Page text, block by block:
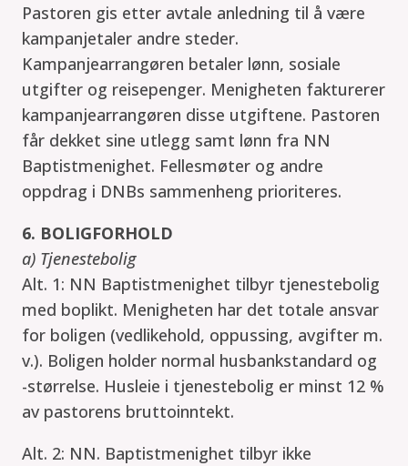
Pastoren gis etter avtale anledning til å være
kampanjetaler andre steder.
Kampanjearrangøren betaler lønn, sosiale
utgifter og reisepenger. Menigheten fakturerer
kampanjearrangøren disse utgiftene. Pastoren
får dekket sine utlegg samt lønn fra NN
Baptistmenighet. Fellesmøter og andre
oppdrag i DNBs sammenheng prioriteres.
6. BOLIGFORHOLD
a) Tjenestebolig
Alt. 1: NN Baptistmenighet tilbyr tjenestebolig
med boplikt. Menigheten har det totale ansvar
for boligen (vedlikehold, oppussing, avgifter m.
v.). Boligen holder normal husbankstandard og
-størrelse. Husleie i tjenestebolig er minst 12 %
av pastorens bruttoinntekt.
Alt. 2: NN. Baptistmenighet tilbyr ikke